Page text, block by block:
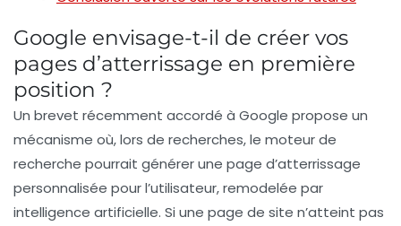
Google envisage-t-il de créer vos
pages d’atterrissage en première
position ?
Un brevet récemment accordé à Google propose un
mécanisme où, lors de recherches, le moteur de
recherche pourrait générer une page d’atterrissage
personnalisée pour l’utilisateur, remodelée par
intelligence artificielle. Si une page de site n’atteint pas